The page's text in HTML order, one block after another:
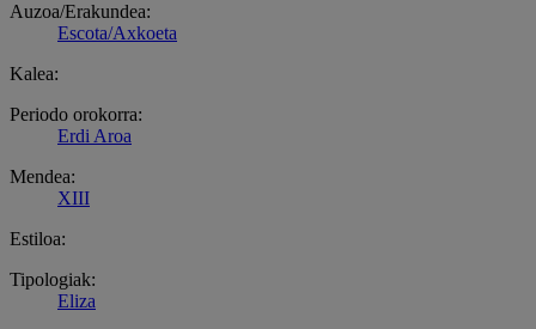
Auzoa/Erakundea:
Escota/Axkoeta
Kalea:
Periodo orokorra:
Erdi Aroa
Mendea:
XIII
Estiloa:
Tipologiak:
Eliza